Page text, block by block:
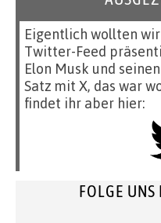
Eigentlich wollten
Twitter-Feed
Elon Musk und
Satz mit X, das war
findet ihr aber hier:
FOLGE